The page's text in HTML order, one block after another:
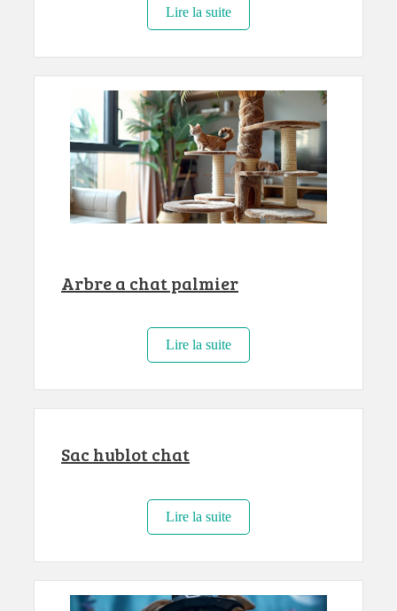
Lire la suite
Arbre a chat palmier
Lire la suite
Sac hublot chat
Lire la suite